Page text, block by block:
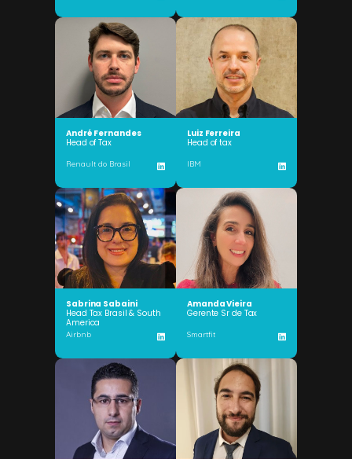
André Fernandes
Head of Tax
Renault do Brasil
Luiz Ferreira
Head of tax
IBM
Sabrina Sabaini
Head Tax Brasil & South
America
Airbnb
Amanda Vieira
Gerente Sr de Tax
Smartfit